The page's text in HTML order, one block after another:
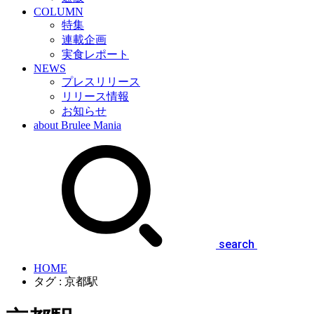
COLUMN
特集
連載企画
実食レポート
NEWS
プレスリリース
リリース情報
お知らせ
about Brulee Mania
search
HOME
タグ : 京都駅